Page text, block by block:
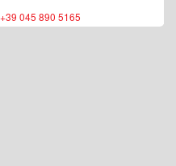
045 890 5165
Dropdown